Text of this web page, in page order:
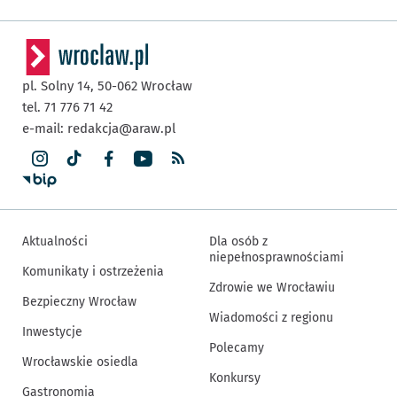
pl. Solny 14, 50-062 Wrocław
tel. 71 776 71 42
e-mail: redakcja@araw.pl
Aktualności
Komunikaty i ostrzeżenia
Bezpieczny Wrocław
Inwestycje
Wrocławskie osiedla
Gastronomia
Dla osób z
niepełnosprawnościami
Zdrowie we Wrocławiu
Wiadomości z regionu
Polecamy
Konkursy